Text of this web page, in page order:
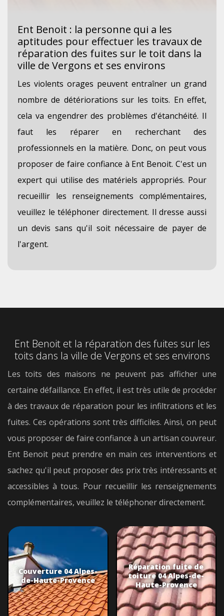
Ent Benoit : la personne qui a les
aptitudes pour effectuer les travaux de
réparation des fuites sur le toit dans la
ville de Vergons et ses environs
Les violents orages peuvent entraîner un grand
nombre de détériorations sur les toits. En effet,
cela va engendrer des problèmes d'étanchéité. Il
faut les réparer en recherchant des
professionnels en la matière. Donc, on peut vous
proposer de faire confiance à Ent Benoit. C'est un
expert qui utilise des matériels appropriés. Pour
recueillir les renseignements complémentaires,
veuillez le téléphoner directement. Il dresse aussi
un devis sans qu'il soit nécessaire de payer de
l'argent.
Ent Benoit et la réparation des fuites sur les
toits dans la ville de Vergons et ses environs
Les toits des maisons ne peuvent pas afficher une
certaine défaillance. En effet, il est très utile de procéder
à des travaux de réparation pour les infiltrations et les
fuites. Ces opérations sont très difficiles. Ainsi, on peut
vous proposer de faire confiance à un artisan couvreur.
Ent Benoit peut prendre en main ces interventions et
sachez qu'il peut proposer des prix très intéressants et
accessibles à tous. Pour recueillir les renseignements
complémentaires, veuillez le téléphoner directement.
Couverture 04 Alpes-
de-Haute-Provence
Réparation fuite de
toiture 04 Alpes-de-
Haute-Provence